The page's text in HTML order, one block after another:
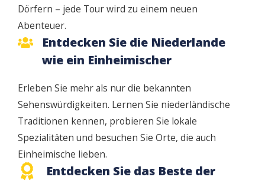
Dörfern – jede Tour wird zu einem neuen
Abenteuer.
Entdecken Sie die Niederlande
wie ein Einheimischer
Erleben Sie mehr als nur die bekannten
Sehenswürdigkeiten. Lernen Sie niederländische
Traditionen kennen, probieren Sie lokale
Spezialitäten und besuchen Sie Orte, die auch
Einheimische lieben.
Entdecken Sie das Beste der